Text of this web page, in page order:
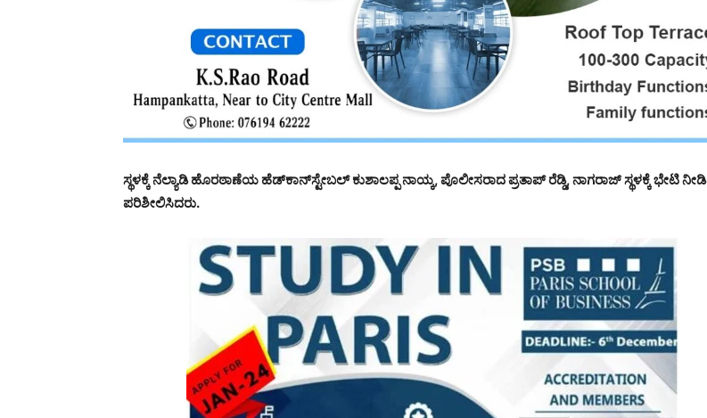
ಸ್ಥಳಕ್ಕೆ ನೆಲ್ಯಾಡಿ ಹೊರಠಾಣೆಯ ಹೆಡ್‍ಕಾನ್‍ಸ್ಟೇಬಲ್ ಕುಶಾಲಪ್ಪ ನಾಯ್ಕ, ಪೊಲೀಸರಾದ ಪ್ರತಾಪ್ ರೆಡ್ಡಿ, ನಾಗರಾಜ್ ಸ್ಥಳಕ್ಕೆ ಭೇಟಿ ನೀಡಿ
ಪರಿಶೀಲಿಸಿದರು.